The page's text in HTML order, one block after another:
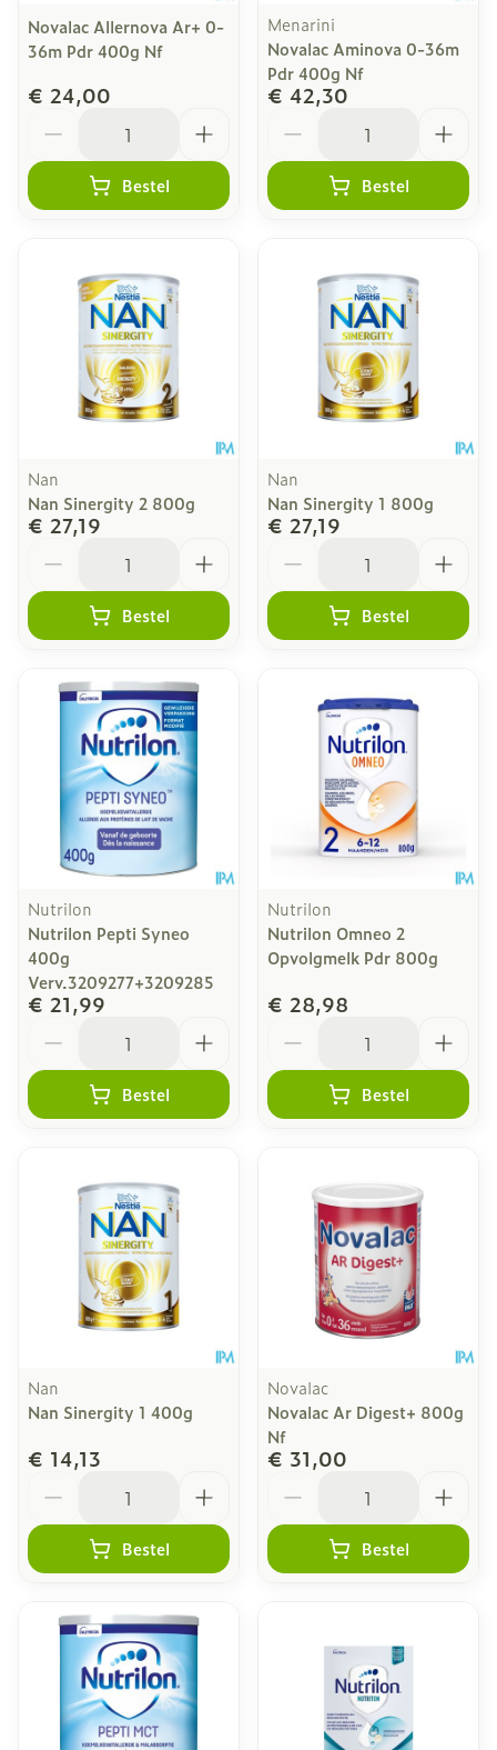
Novalac Allernova Ar+ 0-
36m Pdr 400g Nf
€ 24,00
Bestel
Menarini
Novalac Aminova 0-36m
Pdr 400g Nf
€ 42,30
Bestel
Nan
Nan Sinergity 2 800g
€ 27,19
Bestel
Nan
Nan Sinergity 1 800g
€ 27,19
Bestel
Nutrilon
Nutrilon Pepti Syneo
400g
Verv.3209277+3209285
€ 21,99
Bestel
Nutrilon
Nutrilon Omneo 2
Opvolgmelk Pdr 800g
€ 28,98
Bestel
Nan
Nan Sinergity 1 400g
€ 14,13
Bestel
Novalac
Novalac Ar Digest+ 800g
Nf
€ 31,00
Bestel